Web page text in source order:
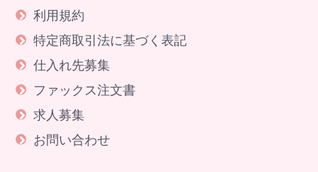
利用規約
特定商取引法に基づく表記
仕入れ先募集
ファックス注文書
求人募集
お問い合わせ